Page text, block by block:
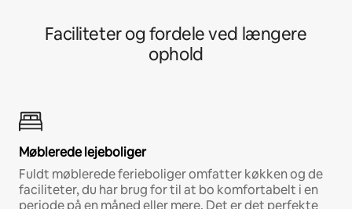
Faciliteter og fordele ved længere
ophold
Møblerede lejeboliger
Fuldt møblerede ferieboliger omfatter køkken og de
faciliteter, du har brug for til at bo komfortabelt i en